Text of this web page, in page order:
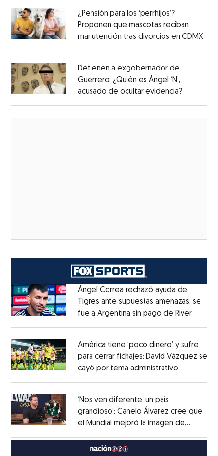
¿Pensión para los ‘perrhijos’?
Proponen que mascotas reciban
manutención tras divorcios en CDMX
Detienen a exgobernador de
Guerrero: ¿Quién es Ángel ‘N’,
acusado de ocultar evidencia?
Ángel Correa rechazó ayuda de
Tigres ante supuestas amenazas; se
fue a Argentina sin pago de RiverOpens
América tiene ‘poco dinero’ y sufre
para cerrar fichajes: David Vázquez se
cayó por tema administrativo
‘Nos ven diferente, un país
grandioso’: Canelo Álvarez cree que
el Mundial mejoró la imagen de
MéxicoOpens in new window